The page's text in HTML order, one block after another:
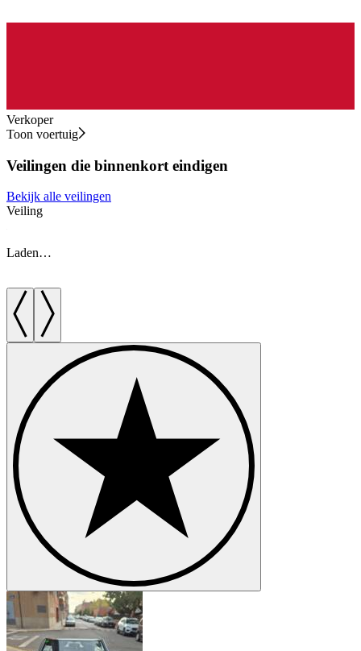
Verkoper
Toon voertuig
Veilingen die binnenkort eindigen
Bekijk alle veilingen
Veiling
Laden…